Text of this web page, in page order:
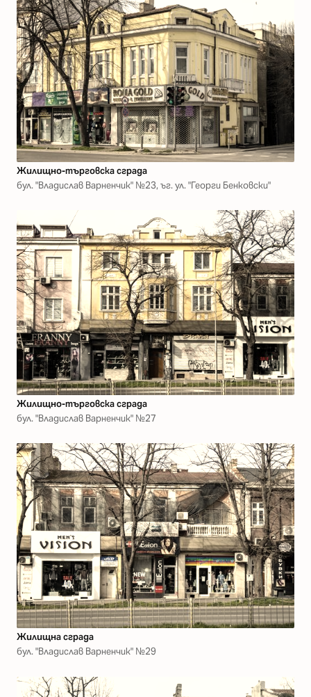
Жилищно-търговска сграда
бул. "Владислав Варненчик" №23, ъг. ул. "Георги Бенковски"
Жилищно-търговска сграда
бул. "Владислав Варненчик" №27
Жилищна сграда
бул. "Владислав Варненчик" №29